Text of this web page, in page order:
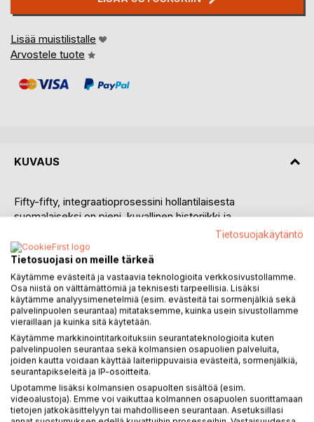
Lisää muistilistalle
Arvostele tuote
KUVAUS
Fifty-fifty, integraatioprosessini hollantilaisesta
suomalaiseksi on pieni, kuvallinen historiikki ja
selviytymiskertomus matrikkelikuvataiteilija,
sisustusarkkitehti Willem Krijgsmanin (s.1953) integraatio-
prosessista.
Hän kertoo, kuinka hän päätyi ensimmäiselle matkalleen
Suomeen (1978) ja jäi pysyvästi (1981). Millaisten vaiheiden
kautta, ja erityisesti paneutumalla suomalaiseen kulttuuriin,
hän on löytänyt tasapainon syntymämaansa ja kotimaansa
välillä, fifty-fifty.
Historiikki on ainutlaatuinen, koska se on kuvallinen
kertomus integraatioprosessista. Se käsittelee hänen
sopeutumistaan uuteen kotimaahansa erityisesti Suomen
kultakauden maalaustaiteen kautta. Hänen kertomuksensa
ovat kertomuksia elämän vaiheista, tapahtumista ja
Tietosuojakäytäntö
Tietosuojasi on meille tärkeä
Käytämme evästeitä ja vastaavia teknologioita verkkosivustollamme.
Osa niistä on välttämättömiä ja teknisesti tarpeellisia. Lisäksi
käytämme analyysimenetelmiä (esim. evästeitä tai sormenjälkiä sekä
palvelinpuolen seurantaa) mitataksemme, kuinka usein sivustollamme
vieraillaan ja kuinka sitä käytetään.
Käytämme markkinointitarkoituksiin seurantateknologioita kuten
palvelinpuolen seurantaa sekä kolmansien osapuolien palveluita,
joiden kautta voidaan käyttää laiteriippuvaisia evästeitä, sormenjälkiä,
seurantapikseleitä ja IP-osoitteita.
Upotamme lisäksi kolmansien osapuolten sisältöä (esim.
videoalustoja). Emme voi vaikuttaa kolmannen osapuolen suorittamaan
tietojen jatkokäsittelyyn tai mahdolliseen seurantaan. Asetuksillasi